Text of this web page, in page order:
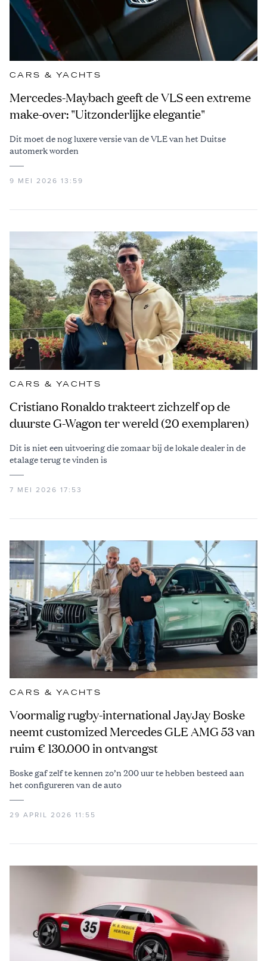
CARS & YACHTS
Mercedes-Maybach geeft de VLS een extreme
make-over: "Uitzonderlijke elegantie"
Dit moet de nog luxere versie van de VLE van het Duitse
automerk worden
9 MEI 2026 13:59
CARS & YACHTS
Cristiano Ronaldo trakteert zichzelf op de
duurste G-Wagon ter wereld (20 exemplaren)
Dit is niet een uitvoering die zomaar bij de lokale dealer in de
etalage terug te vinden is
7 MEI 2026 17:53
CARS & YACHTS
Voormalig rugby-international JayJay Boske
neemt customized Mercedes GLE AMG 53 van
ruim € 130.000 in ontvangst
Boske gaf zelf te kennen zo’n 200 uur te hebben besteed aan
het configureren van de auto
29 APRIL 2026 11:55